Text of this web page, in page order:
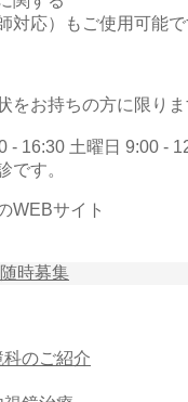
対応）もご使用可能で
お持ちの方に限りま
- 16:30 土曜日 9:00 -
です。
WEBサイト
時募集
のご紹介